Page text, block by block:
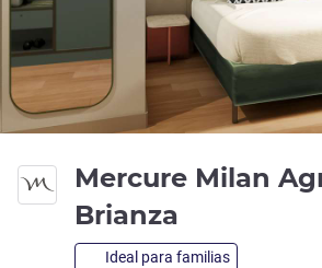
Mercure Milan
Brianza
Ideal para familias